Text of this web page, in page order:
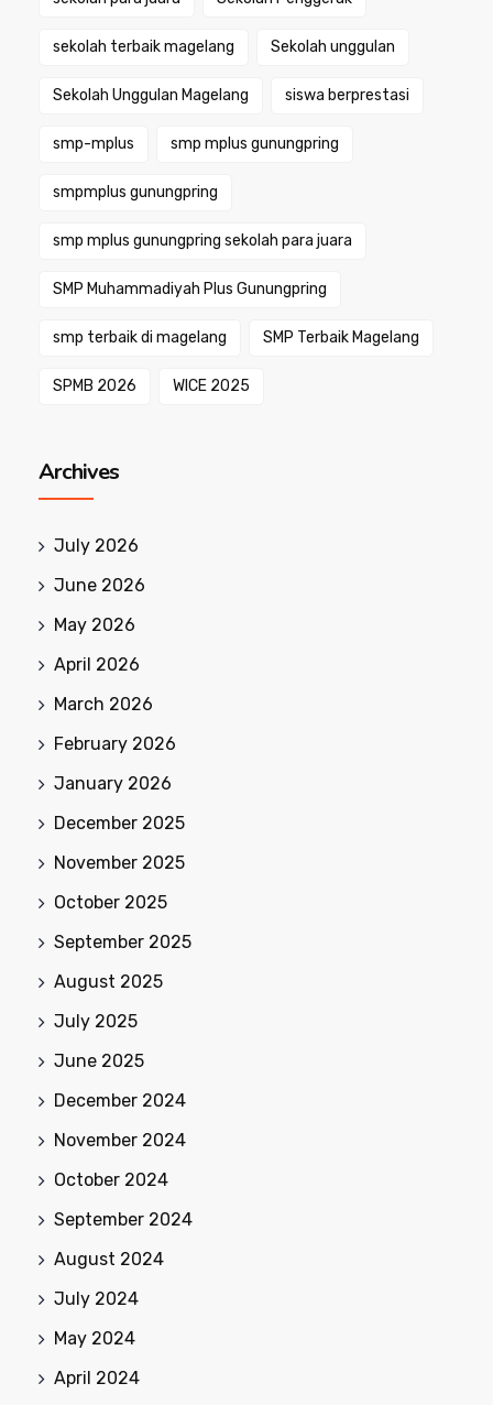
sekolah terbaik magelang Sekolah unggulan
Sekolah Unggulan Magelang siswa berprestasi
smp-mplus smp mplus gunungpring
smpmplus gunungpring
smp mplus gunungpring sekolah para juara
SMP Muhammadiyah Plus Gunungpring
smp terbaik di magelang SMP Terbaik Magelang
SPMB 2026 WICE 2025
Archives
July 2026
June 2026
May 2026
April 2026
March 2026
February 2026
January 2026
December 2025
November 2025
October 2025
September 2025
August 2025
July 2025
June 2025
December 2024
November 2024
October 2024
September 2024
August 2024
July 2024
May 2024
April 2024